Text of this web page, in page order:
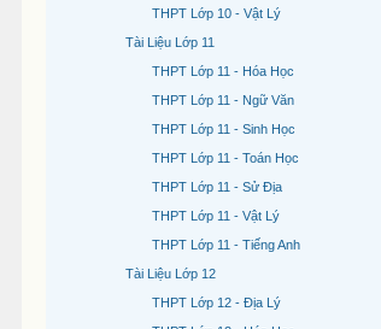
THPT Lớp 10 - Vật Lý
Tài Liệu Lớp 11
THPT Lớp 11 - Hóa Học
THPT Lớp 11 - Ngữ Văn
THPT Lớp 11 - Sinh Học
THPT Lớp 11 - Toán Học
THPT Lớp 11 - Sử Địa
THPT Lớp 11 - Vật Lý
THPT Lớp 11 - Tiếng Anh
Tài Liệu Lớp 12
THPT Lớp 12 - Địa Lý